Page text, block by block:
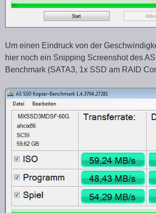
Um einen Eindruck von der
hier noch ein Snipping Screenshot des
Benchmark (SATA3, 1x SSD am RAID